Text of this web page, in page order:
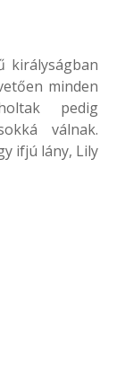
királyságban
minden
pedig
válnak.
ifjú lány, Lily